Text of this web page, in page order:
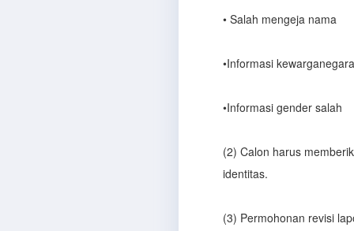
• Salah mengeja nama
•Informasi
•Informasi gender salah
(2) Calon harus
identitas.
(3) Permohonan revisi